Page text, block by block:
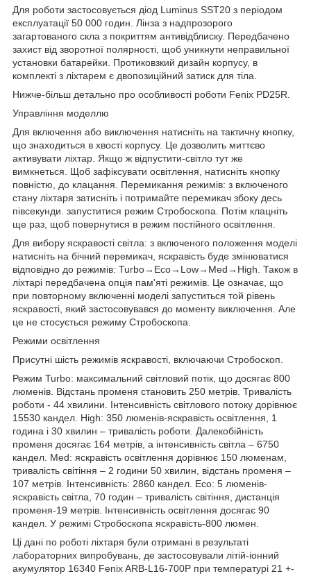
Для роботи застосовується діод Luminus SST20 з періодом
експлуатації 50 000 годин. Лінза з надпрозорого
загартованого скла з покриттям антивідблиску. Передбачено
захист від зворотної полярності, щоб уникнути неправильної
установки батарейки. Протиковзкий дизайн корпусу, в
комплекті з ліхтарем є двопозиційний затиск для тіла.
Нижче-більш детально про особливості роботи Fenix PD25R.
Управління моделлю
Для включення або виключення натисніть на тактичну кнопку,
що знаходиться в хвості корпусу. Це дозволить миттєво
активувати ліхтар. Якщо ж відпустити-світло тут же
вимкнеться. Щоб зафіксувати освітлення, натисніть кнопку
повністю, до клацання. Перемикання режимів: з включеного
стану ліхтаря затисніть і потримайте перемикач збоку десь
півсекунди. запуститися режим Стробоскопа. Потім клацніть
ще раз, щоб повернутися в режим постійного освітлення.
Для вибору яскравості світла: з включеного положення моделі
натисніть на бічний перемикач, яскравість буде змінюватися
відповідно до режимів: Turbo→Eco→Low→Med→High. Також в
ліхтарі передбачена опція пам'яті режимів. Це означає, що
при повторному включенні моделі запуститься той рівень
яскравості, який застосовувався до моменту виключення. Але
це не стосується режиму Стробоскопа.
Режими освітлення
Присутні шість режимів яскравості, включаючи Стробоскоп.
Режим Turbo: максимальний світловий потік, що досягає 800
люменів. Відстань променя становить 250 метрів. Тривалість
роботи - 44 хвилини. Інтенсивність світлового потоку дорівнює
15530 кандел. High: 350 люменів-яскравість освітлення, 1
година і 30 хвилин – тривалість роботи. Далекобійність
променя досягає 164 метрів, а інтенсивність світла – 6750
кандел. Med: яскравість освітлення дорівнює 150 люменам,
тривалість світіння – 2 години 50 хвилин, відстань променя –
107 метрів. Інтенсивність: 2860 кандел. Eco: 5 люменів-
яскравість світла, 70 годин – тривалість світіння, дистанція
променя-19 метрів. Інтенсивність освітлення досягає 90
кандел. У режимі Стробоскопа яскравість-800 люмен.
Ці дані по роботі ліхтаря були отримані в результаті
лабораторних випробувань, де застосовували літій-іонний
акумулятор 16340 Fenix ARB-L16-700P при температурі 21 +-